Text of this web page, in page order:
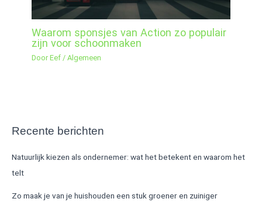
Waarom sponsjes van Action zo populair
zijn voor schoonmaken
DoorEef/Algemeen
Recente berichten
Natuurlijk kiezen als ondernemer: wat het betekent en waarom het
telt
Zo maak je van je huishouden een stuk groener en zuiniger